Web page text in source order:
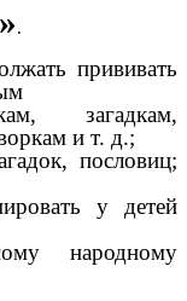
.
прививать
загадкам,
и т. д.;
пословиц;
у детей
народному